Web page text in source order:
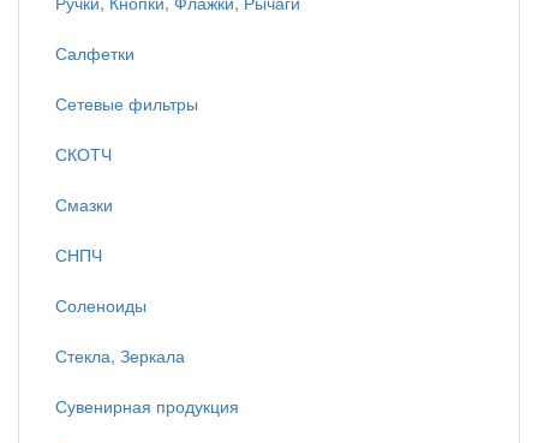
Салфетки
Сетевые фильтры
СКОТЧ
Смазки
СНПЧ
Соленоиды
Стекла, Зеркала
Сувенирная продукция